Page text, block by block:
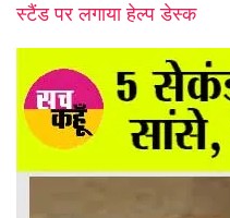
स्टैंड पर लगाया हेल्प डेस्क